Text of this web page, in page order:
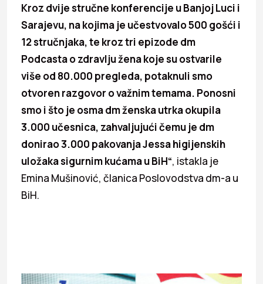
Kroz dvije stručne konferencije u Banjoj Luci i
Sarajevu, na kojima je učestvovalo 500 gošći i
12 stručnjaka, te kroz tri epizode dm
Podcasta o zdravlju žena koje su ostvarile
više od 80.000 pregleda, potaknuli smo
otvoren razgovor o važnim temama. Ponosni
smo i što je osma dm ženska utrka okupila
3.000 učesnica, zahvaljujući čemu je dm
donirao 3.000 pakovanja Jessa higijenskih
uložaka sigurnim kućama u BiH“, istakla je
Emina Mušinović, članica Poslovodstva dm-a u
BiH.